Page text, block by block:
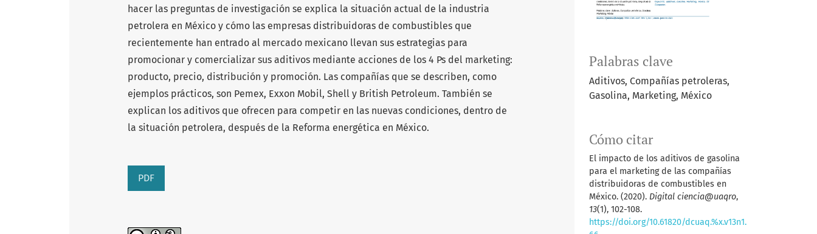
Palabras clave
Aditivos, Compañías petroleras,
Gasolina, Marketing, México
Cómo citar
El impacto de los aditivos de gasolina
para el marketing de las compañías
distribuidoras de combustibles en
México. (2020). Digital ciencia@uaqro,
13(1), 102-108.
https://doi.org/10.61820/dcuaq.%x.v13n1.
hacer las preguntas de investigación se explica la situación actual de la industria
petrolera en México y cómo las empresas distribuidoras de combustibles que
recientemente han entrado al mercado mexicano llevan sus estrategias para
promocionar y comercializar sus aditivos mediante acciones de los 4 Ps del marketing:
producto, precio, distribución y promoción. Las compañías que se describen, como
ejemplos prácticos, son Pemex, Exxon Mobil, Shell y British Petroleum. También se
explican los aditivos que ofrecen para competir en las nuevas condiciones, dentro de
la situación petrolera, después de la Reforma energética en México.
PDF